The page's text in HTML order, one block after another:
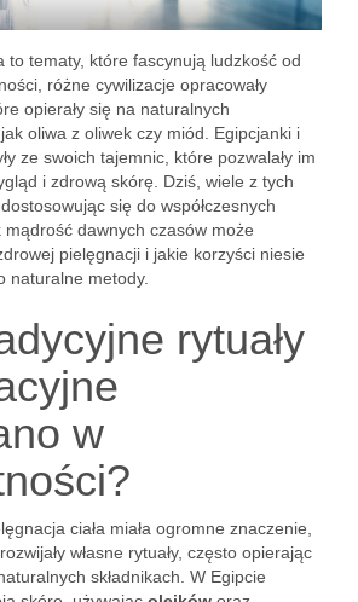
to tematy, które fascynują ludzkość od
różne cywilizacje opracowały
opierały się na naturalnych
oliwa z oliwek czy miód. Egipcjanki i
ze swoich tajemnic, które pozwalały im
i zdrową skórę. Dziś, wiele z tych
się do współczesnych
dawnych czasów może
pielęgnacji i jakie korzyści niesie
naturalne metody.
rytuały
w
ciała miała ogromne znaczenie,
własne rytuały, często opierając
składnikach. W Egipcie